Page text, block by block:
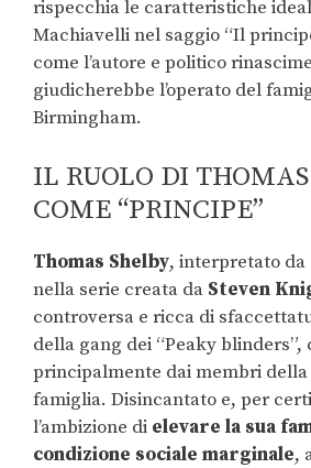
rispecchia le caratteristiche
Machiavelli nel saggio “Il
come l’autore e politico
giudicherebbe l’operato del
Birmingham.
IL RUOLO DI
COME “PRINCIPE”
Thomas Shelby, interpretato da
nella serie creata da Steven
controversa e ricca di
della gang dei “Peaky blinders”,
principalmente dai membri della
famiglia. Disincantato e, per
l’ambizione di elevare la sua
condizione sociale marginale,